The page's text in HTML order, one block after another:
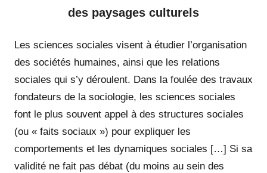
des paysages culturels
Les sciences sociales visent à étudier l’organisation
des sociétés humaines, ainsi que les relations
sociales qui s’y déroulent. Dans la foulée des travaux
fondateurs de la sociologie, les sciences sociales
font le plus souvent appel à des structures sociales
(ou « faits sociaux ») pour expliquer les
comportements et les dynamiques sociales […] Si sa
validité ne fait pas débat (du moins au sein des